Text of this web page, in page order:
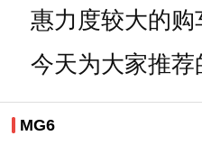
惠力度较大的
今天为大家推荐
MG6